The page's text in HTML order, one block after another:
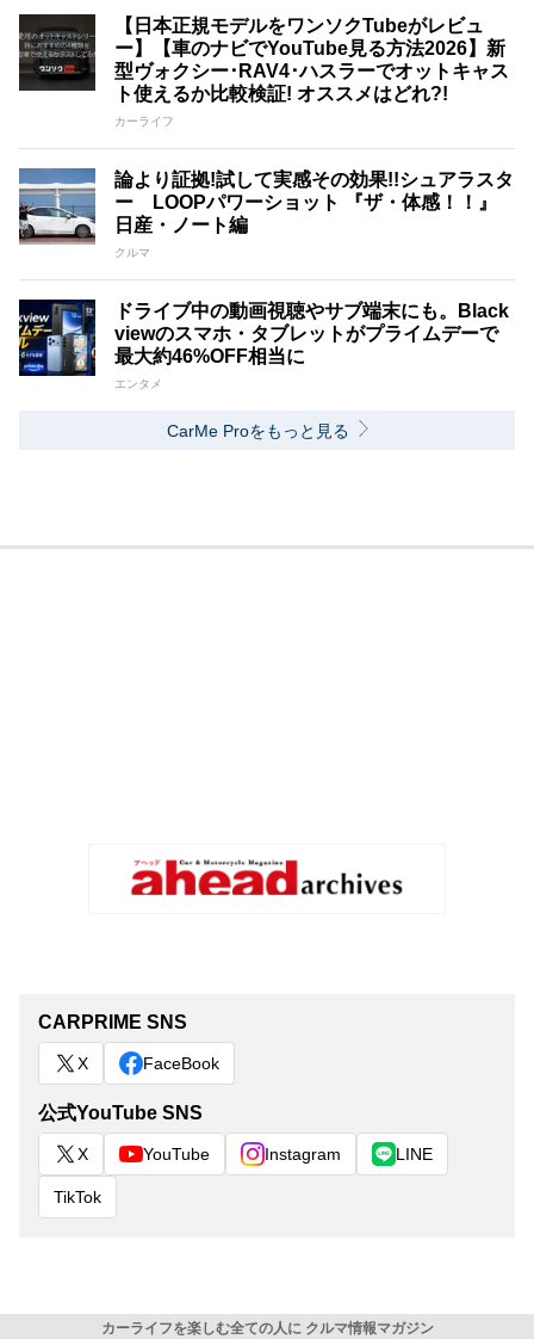
【日本正規モデルをワンソクTubeがレビュ
ー】【車のナビでYouTube見る方法2026】新
型ヴォクシー･RAV4･ハスラーでオットキャス
ト使えるか比較検証! オススメはどれ?!
カーライフ
論より証拠!試して実感その効果!!シュアラスタ
ー LOOPパワーショット 『ザ・体感！！』
日産・ノート編
クルマ
ドライブ中の動画視聴やサブ端末にも。Black
viewのスマホ・タブレットがプライムデーで
最大約46%OFF相当に
エンタメ
CarMe Proをもっと見る
CARPRIME SNS
X FaceBook
公式YouTube SNS
X YouTube Instagram LINE
TikTok
カーライフを楽しむ全ての人に クルマ情報マガジン